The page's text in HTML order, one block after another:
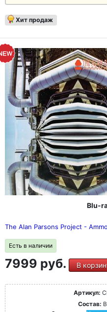
Хит продаж
Blu-
The Alan Parsons Project -
Есть в наличии
7999 руб. В
Артикул:
Состав: